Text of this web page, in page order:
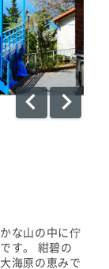
な山の中に佇
す。 紺碧の
海原の恵みで